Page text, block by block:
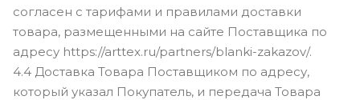
согласен с тарифами и правилами доставки
товара, размещенными на сайте Поставщика по
адресу https://arttex.ru/partners/blanki-zakazov/.
4.4 Доставка Товара Поставщиком по адресу,
который указал Покупатель, и передача Товара